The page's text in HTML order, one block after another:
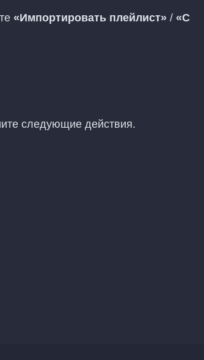
«Импортировать плейлист» / «С
следующие действия.